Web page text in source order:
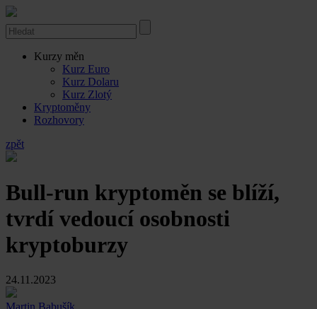
Kurzy měn
Kurz Euro
Kurz Dolaru
Kurz Zlotý
Kryptoměny
Rozhovory
zpět
Bull-run kryptoměn se blíží,
tvrdí vedoucí osobnosti
kryptoburzy
24.11.2023
Martin Babušík